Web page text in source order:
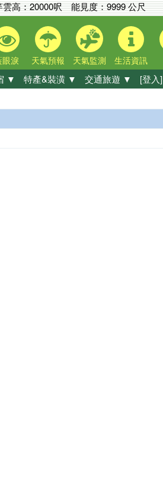
高：20000呎能見度：9999 公尺
眼淚 天氣預報 天氣監測 生活資訊
▼ 特產&裝潢 ▼ 交通旅遊 ▼ [登入]